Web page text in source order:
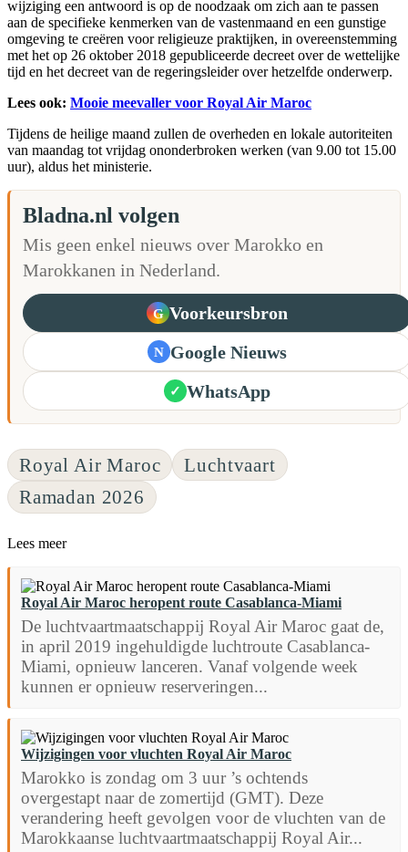
wijziging een antwoord is op de noodzaak om zich aan te passen
aan de specifieke kenmerken van de vastenmaand en een gunstige
omgeving te creëren voor religieuze praktijken, in overeenstemming
met het op 26 oktober 2018 gepubliceerde decreet over de wettelijke
tijd en het decreet van de regeringsleider over hetzelfde onderwerp.
Lees ook: Mooie meevaller voor Royal Air Maroc
Tijdens de heilige maand zullen de overheden en lokale autoriteiten
van maandag tot vrijdag ononderbroken werken (van 9.00 tot 15.00
uur), aldus het ministerie.
Bladna.nl volgen
Mis geen enkel nieuws over Marokko en
Marokkanen in Nederland.
G Voorkeursbron
N Google Nieuws
✓ WhatsApp
Royal Air Maroc
Luchtvaart
Ramadan 2026
Lees meer
Royal Air Maroc heropent route Casablanca-Miami
De luchtvaartmaatschappij Royal Air Maroc gaat de,
in april 2019 ingehuldigde luchtroute Casablanca-
Miami, opnieuw lanceren. Vanaf volgende week
kunnen er opnieuw reserveringen...
Wijzigingen voor vluchten Royal Air Maroc
Marokko is zondag om 3 uur ’s ochtends
overgestapt naar de zomertijd (GMT). Deze
verandering heeft gevolgen voor de vluchten van de
Marokkaanse luchtvaartmaatschappij Royal Air...